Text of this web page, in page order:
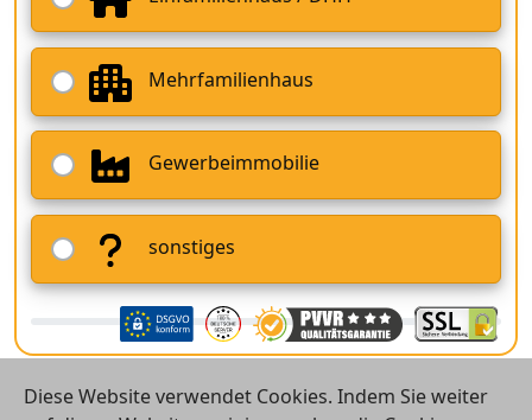
Mehrfamilienhaus
Gewerbeimmobilie
sonstiges
Diese Website verwendet Cookies. Indem Sie weiter